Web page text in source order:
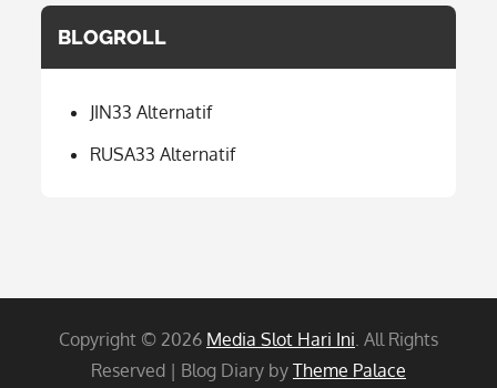
BLOGROLL
JIN33 Alternatif
RUSA33 Alternatif
Copyright © 2026 Media Slot Hari Ini. All Rights
Reserved | Blog Diary by Theme Palace